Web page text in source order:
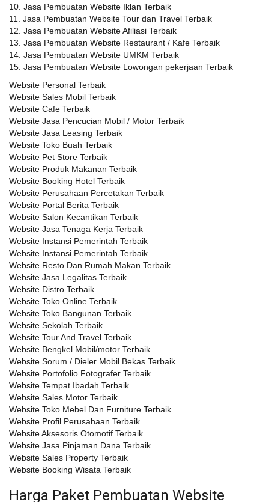
10. Jasa Pembuatan Website Iklan Terbaik
11. Jasa Pembuatan Website Tour dan Travel Terbaik
12. Jasa Pembuatan Website Afiliasi Terbaik
13. Jasa Pembuatan Website Restaurant / Kafe Terbaik
14. Jasa Pembuatan Website UMKM Terbaik
15. Jasa Pembuatan Website Lowongan pekerjaan Terbaik
Website Personal Terbaik
Website Sales Mobil Terbaik
Website Cafe Terbaik
Website Jasa Pencucian Mobil / Motor Terbaik
Website Jasa Leasing Terbaik
Website Toko Buah Terbaik
Website Pet Store Terbaik
Website Produk Makanan Terbaik
Website Booking Hotel Terbaik
Website Perusahaan Percetakan Terbaik
Website Portal Berita Terbaik
Website Salon Kecantikan Terbaik
Website Jasa Tenaga Kerja Terbaik
Website Instansi Pemerintah Terbaik
Website Instansi Pemerintah Terbaik
Website Resto Dan Rumah Makan Terbaik
Website Jasa Legalitas Terbaik
Website Distro Terbaik
Website Toko Online Terbaik
Website Toko Bangunan Terbaik
Website Sekolah Terbaik
Website Tour And Travel Terbaik
Website Bengkel Mobil/motor Terbaik
Website Sorum / Dieler Mobil Bekas Terbaik
Website Portofolio Fotografer Terbaik
Website Tempat Ibadah Terbaik
Website Sales Motor Terbaik
Website Toko Mebel Dan Furniture Terbaik
Website Profil Perusahaan Terbaik
Website Aksesoris Otomotif Terbaik
Website Jasa Pinjaman Dana Terbaik
Website Sales Property Terbaik
Website Booking Wisata Terbaik
Harga Paket Pembuatan Website